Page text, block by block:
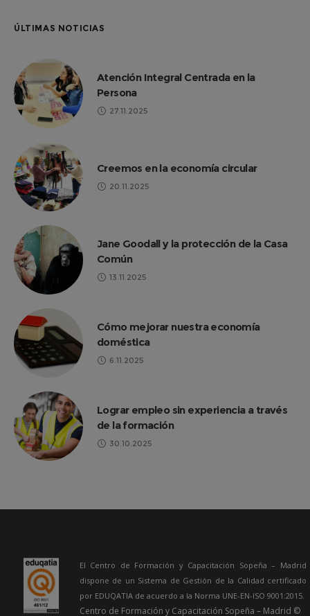
ÚLTIMAS NOTICIAS
Atención Integral Centrada en la
Persona
27.11.2025
Creemos en la economía circular
20.11.2025
Jane Goodall y la protección de la Casa
Común
13.11.2025
Cómo mejorar nuestra economía
doméstica
6.11.2025
Lograr empleo sin experiencia a través
de la formación
30.10.2025
El Centro de Formación y Capacitación Sopeña – Madrid
dispone de un Sistema de Gestión de la Calidad certificado
por EDUQATIA de acuerdo a la Norma UNE-EN-ISO 9001:2015.
Centro de Formación y Capacitación Sopeña – Madrid ©